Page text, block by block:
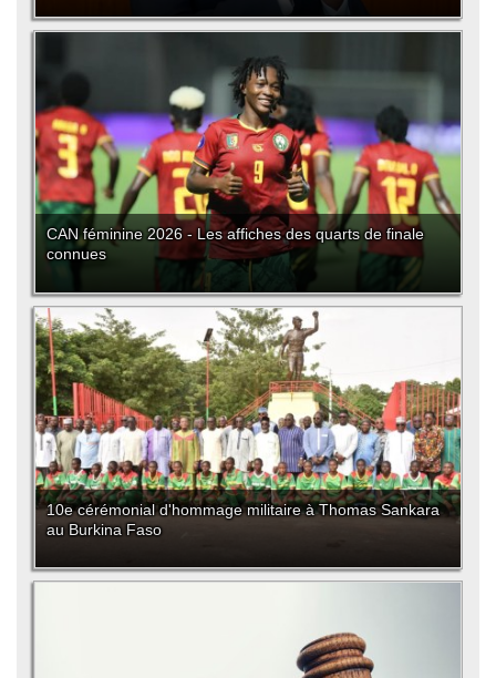
CAN féminine 2026 - Les affiches des quarts de finale
connues
10e cérémonial d'hommage militaire à Thomas Sankara
au Burkina Faso